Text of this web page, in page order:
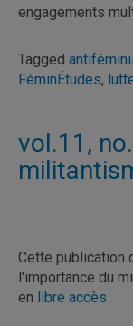
engagements
Tagged
FéminÉtudes,
vol.11,
Cette publication
l'importance du
en libre accès